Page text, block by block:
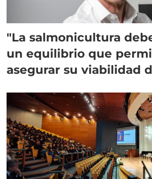
"La salmonicultura
un equilibrio que
asegurar su viabilidad